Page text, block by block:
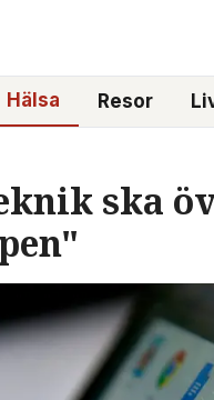
Hälsa Resor
ska